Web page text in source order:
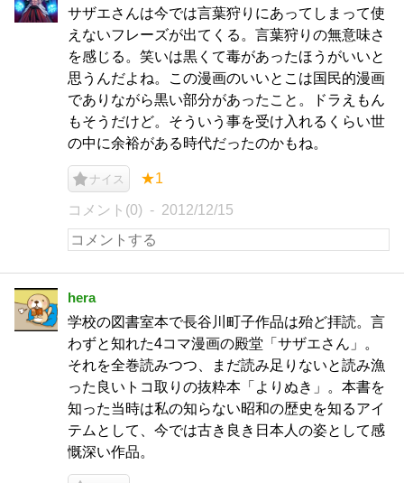
サザエさんは今では言葉狩りにあってしまって使
えないフレーズが出てくる。言葉狩りの無意味さ
を感じる。笑いは黒くて毒があったほうがいいと
思うんだよね。この漫画のいいとこは国民的漫画
でありながら黒い部分があったこと。ドラえもん
もそうだけど。そういう事を受け入れるくらい世
の中に余裕がある時代だったのかもね。
ナイス ★1
コメント(0) 2012/12/15
hera
学校の図書室本で長谷川町子作品は殆ど拝読。言
わずと知れた4コマ漫画の殿堂「サザエさん」。
それを全巻読みつつ、まだ読み足りないと読み漁
った良いトコ取りの抜粋本「よりぬき」。本書を
知った当時は私の知らない昭和の歴史を知るアイ
テムとして、今では古き良き日本人の姿として感
慨深い作品。